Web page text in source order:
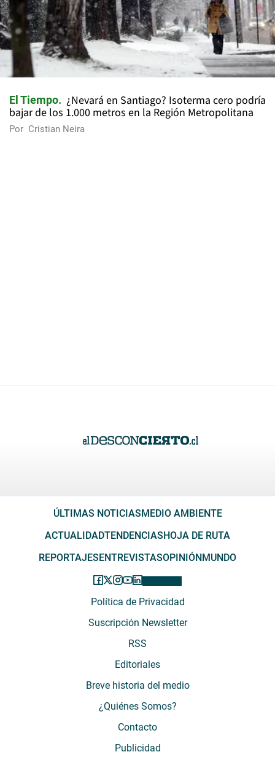
El Tiempo
¿Nevará en Santiago? Isoterma cero podría
bajar de los 1.000 metros en la Región Metropolitana
Por Cristian Neira
ÚLTIMAS NOTICIAS MEDIO AMBIENTE
ACTUALIDADTENDENCIAS HOJA DE RUTA
REPORTAJES ENTREVISTASOPINIÓN MUNDO
Política de Privacidad
Suscripción Newsletter
RSS
Editoriales
Breve historia del medio
¿Quiénes Somos?
Contacto
Publicidad